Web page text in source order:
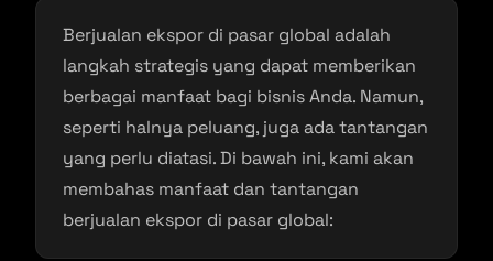
Berjualan ekspor di pasar global adalah
langkah strategis yang dapat memberikan
berbagai manfaat bagi bisnis Anda. Namun,
seperti halnya peluang, juga ada tantangan
yang perlu diatasi. Di bawah ini, kami akan
membahas manfaat dan tantangan
berjualan ekspor di pasar global: